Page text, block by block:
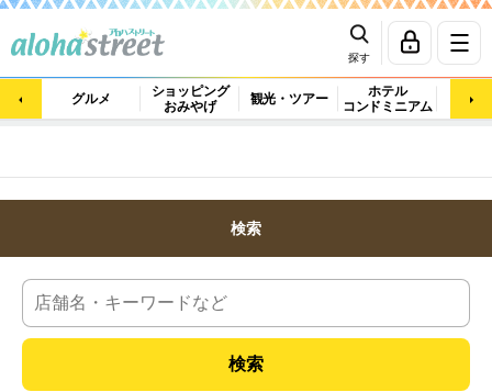
探す
グルメ
ショッピング
おみやげ
観光・ツアー
ホテル
コンドミニアム
マッ
検索